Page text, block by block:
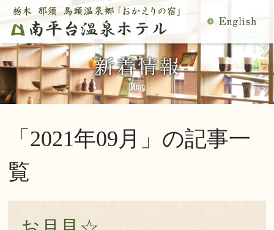
MENU
閉
じ
る
温泉
客室 館内施設
交通アクセス 観光案内
当館の過ごし方
「2021年09月」の記事一
覧
空室検索
ご予約内容確認・変更